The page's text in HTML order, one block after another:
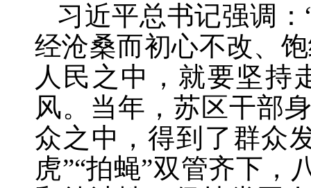
习近平总书记强调：
经沧桑而初心不改、
人民之中，就要坚持
风。当年，苏区干部
众之中，得到了群众
虎”“拍蝇”双管齐下